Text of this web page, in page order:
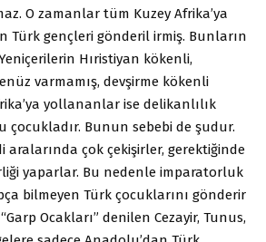
O zamanlar tüm Kuzey Afrika’ya
Türk gençleri gönderil irmiş. Bunların
Hıristiyan kökenli,
varmamış, devşirme kökenli
yollananlar ise delikanlılık
çocukladır. Bunun sebebi de şudur.
aralarında çok çekişirler, gerektiğinde
yaparlar. Bu nedenle imparatorluk
bilmeyen Türk çocuklarını gönderir
Ocakları” denilen Cezayir, Tunus,